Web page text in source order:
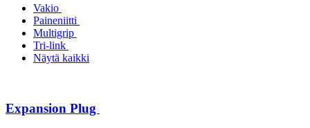
Vakio
Paineniitti
Multigrip
Tri-link
Näytä kaikki
Expansion Plug